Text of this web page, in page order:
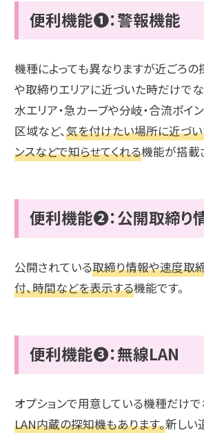
便利機能❶：警報機能
機種によっても異なりますが近ごろ
や取締りエリアに近づいた時だけでな
水エリア・急カーブや分岐・合流ポイ
区域など、気を付けたい場所に近づ
ンスなどで知らせてくれる機能が搭載
便利機能❷：公開取締り
公開されている取締り情報や速度取
付、時間などを表示する機能です。
便利機能❸：無線LAN
オプションで用意している機種だけで
LAN内蔵の探知機もあります。新しい